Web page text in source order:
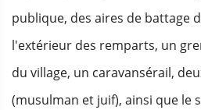
publique, des aires de battage
l'extérieur des remparts, un
du village, un caravansérail,
(musulman et juif), ainsi que le